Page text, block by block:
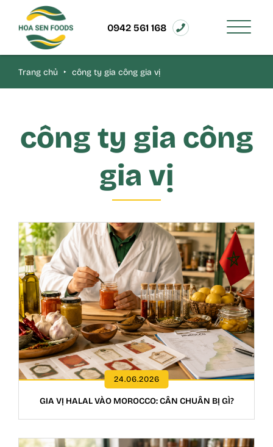
0942 561 168
Trang chủ ‣ công ty gia công gia vị
công ty gia công
gia vị
24.06.2026
GIA VỊ HALAL VÀO MOROCCO: CẦN CHUẨN BỊ GÌ?